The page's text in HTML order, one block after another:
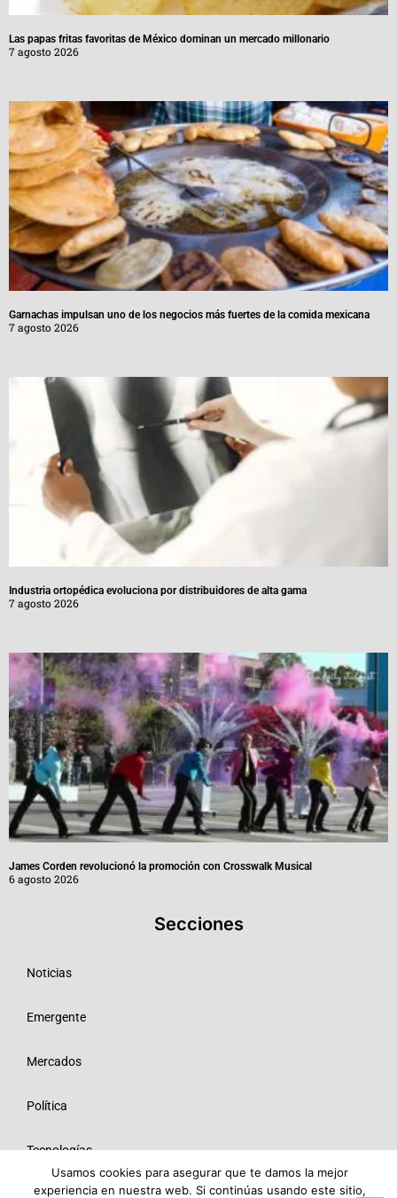
Las papas fritas favoritas de México dominan un mercado millonario
7 agosto 2026
Garnachas impulsan uno de los negocios más fuertes de la comida mexicana
7 agosto 2026
Industria ortopédica evoluciona por distribuidores de alta gama
7 agosto 2026
James Corden revolucionó la promoción con Crosswalk Musical
6 agosto 2026
Secciones
Noticias
Emergente
Mercados
Política
Tecnologías
Opinión
Usamos cookies para asegurar que te damos la mejor
experiencia en nuestra web. Si continúas usando este sitio,